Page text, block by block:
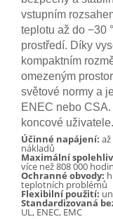
vstupním
teplotu až do −30
prostředí. Díky
kompaktním
omezeným
světové normy a
ENEC nebo
koncové uživatele.
Účinné napájení:
nákladů
Maximální
více než 808 000 hodin
Ochranné obvody:
teplotních problémů
Flexibilní použití:
Standardizovaná
UL, ENEC, EMC